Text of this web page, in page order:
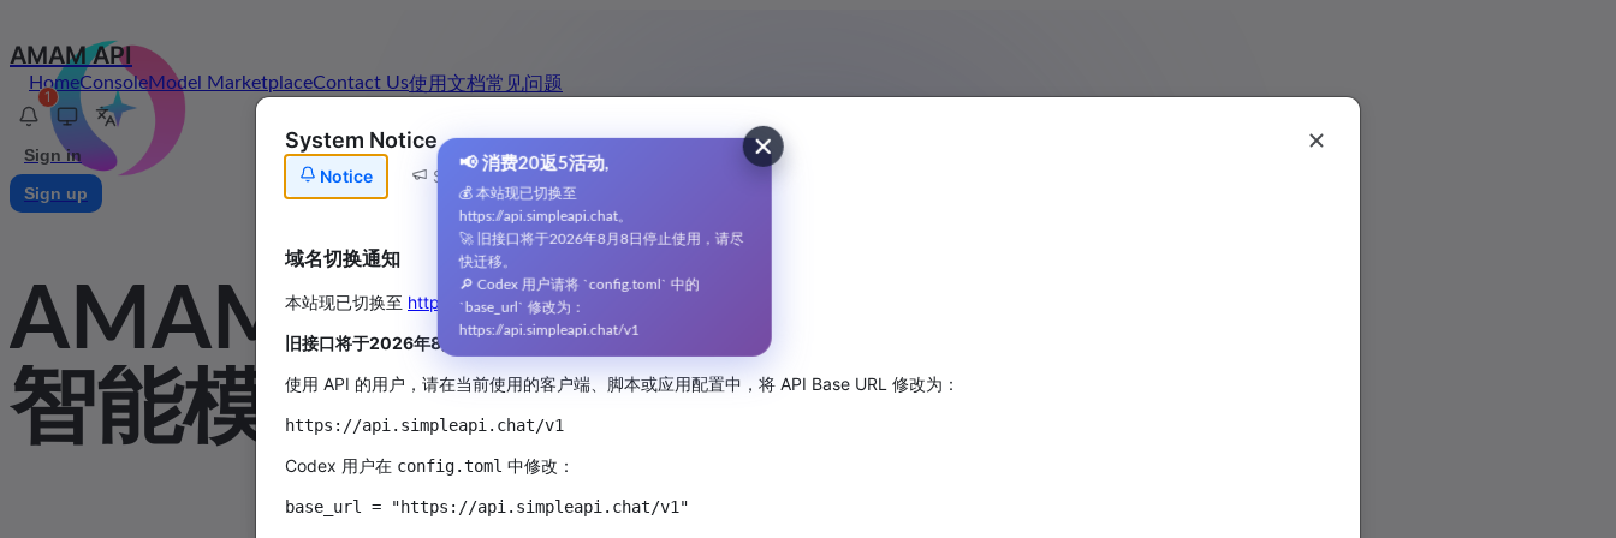
AMAM API
HomeConsoleModel MarketplaceContact Us使用文档常见问题
1
Sign in
Sign up
AMAM API
智能模型聚合平台
📢消费20返5活动,
💰 本站现已切换至
https://api.simpleapi.chat。
🚀 旧接口将于2026年8月8日停止使用，请尽
快迁移。
🔎 Codex 用户请将 `config.toml` 中的
`base_url` 修改为：
https://api.simpleapi.chat/v1
System Notice
Notice System Notice
域名切换通知
本站现已切换至 https://api.simpleapi.chat
旧接口将于2026年8月8日停止使用，请尽快迁移。
使用 API 的用户，请在当前使用的客户端、脚本或应用配置中，将 API Base URL 修改为：
Codex 用户在 config.toml 中修改：